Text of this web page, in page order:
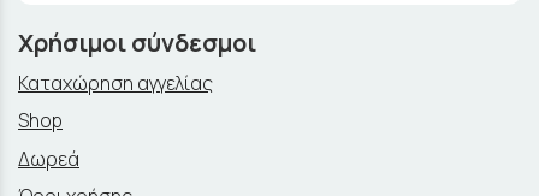
Χρήσιμοι σύνδεσμοι
Καταχώρηση αγγελίας
Shop
Δωρεά